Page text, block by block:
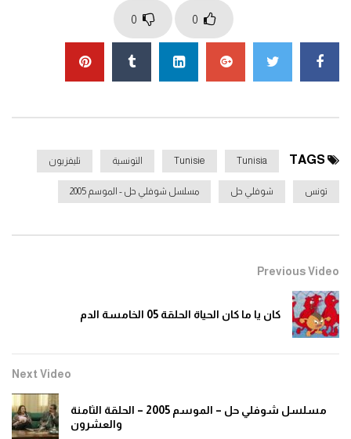
0
0
TAGS
Tunisia
Tunisie التونسية تليفزيون
تونس شوفلي حل مسلسل شوفلي حل - الموسم 2005
Previous Video
كان يا ما كان الحياة الحلقة 05 الخامسة الدم
Next Video
مسلسل شوفلي حل – الموسم 2005 – الحلقة الثامنة
والعشرون